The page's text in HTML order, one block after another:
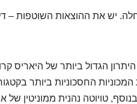
יש את ההוצאות השוטפות –
היתרון הגדול ביותר של היאריס
החסכוניות ביותר
טויוטה נהנית ממוניטין